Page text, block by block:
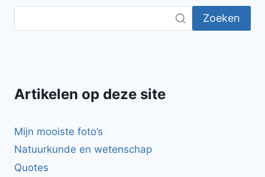
Zoeken
Artikelen op deze site
Mijn mooiste foto’s
Natuurkunde en wetenschap
Quotes